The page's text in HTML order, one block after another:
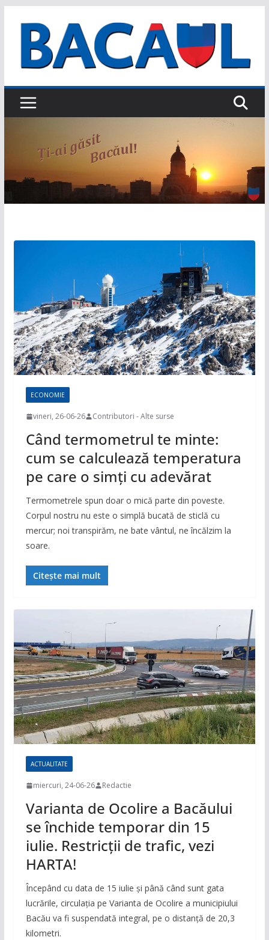
conținut
ECONOMIE
vineri, 26-06-26 Contributori - Alte surse
Când termometrul te minte:
cum se calculează temperatura
pe care o simți cu adevărat
Termometrele spun doar o mică parte din poveste.
Corpul nostru nu este o simplă bucată de sticlă cu
mercur; noi transpirăm, ne bate vântul, ne încălzim la
soare.
Citește mai mult
ACTUALITATE
miercuri, 24-06-26 Redactie
Varianta de Ocolire a Bacăului
se închide temporar din 15
iulie. Restricții de trafic, vezi
HARTA!
Începând cu data de 15 iulie și până când sunt gata
lucrările, circulația pe Varianta de Ocolire a municipiului
Bacău va fi suspendată integral, pe o distanță de 20,3
kilometri.